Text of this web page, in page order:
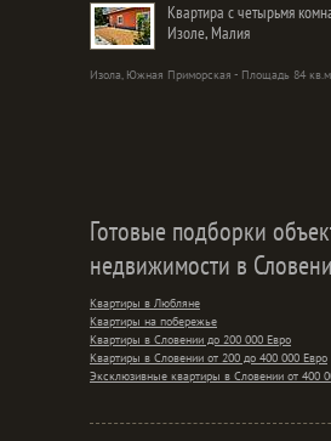
Квартира с четырьмя
Изоле, Малия
Изола, Южная Приморская - Площадь 84
Готовые подборки
недвижимости в
Квартиры в Любляне
Квартиры на побережье
Квартиры в Словении до 200 000 Евро
Квартиры в Словении от 200 до 400 000 Евро
Эксклюзивные квартиры в Словении от 400